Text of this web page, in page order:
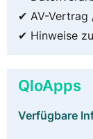
✔ AV-Vertrag
✔ Hinweise
QloApps
Verfügbare